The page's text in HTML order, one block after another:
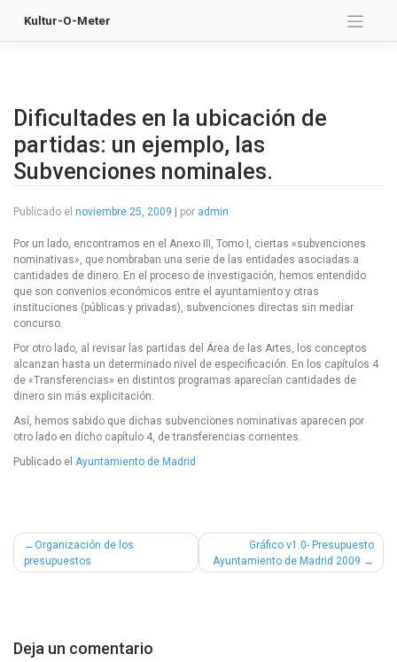
contenido
Kultur-O-Meter
Dificultades en la ubicación de
partidas: un ejemplo, las
Subvenciones nominales.
Publicado el noviembre 25, 2009 | por admin
Por un lado, encontramos en el Anexo III, Tomo I, ciertas «subvenciones
nominativas», que nombraban una serie de las entidades asociadas a
cantidades de dinero. En el proceso de investigación, hemos entendido
que son convenios económicos entre el ayuntamiento y otras
instituciones (públicas y privadas), subvenciones directas sin mediar
concurso.
Por otro lado, al revisar las partidas del Área de las Artes, los conceptos
alcanzan hasta un determinado nivel de especificación. En los capítulos 4
de «Transferencias» en distintos programas aparecían cantidades de
dinero sin más explicitación.
Así, hemos sabido que dichas subvenciones nominativas aparecen por
otro lado en dicho capítulo 4, de transferencias corrientes.
Publicado el Ayuntamiento de Madrid
Navegación
de
Organización de los
presupuestos
Gráfico v1.0- Presupuesto
Ayuntamiento de Madrid 2009
Deja un comentario